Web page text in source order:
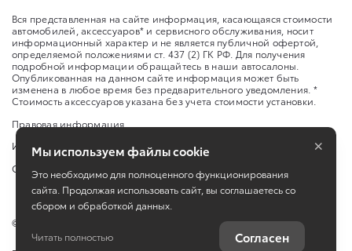
Вся представленная на сайте информация, касающаяся стоимости
автомобилей, аксессуаров* и сервисного обслуживания, носит
информационный характер и не является публичной офертой,
определяемой положениями ст. 437 (2) ГК РФ. Для получения
подробной информации обращайтесь в наши автосалоны.
Опубликованная на данном сайте информация может быть
изменена в любое время без предварительного уведомления. *
Стоимость аксессуаров указана без учета стоимости установки.
Правовая информация
Изменить настройку cookies
Сбросить cookie
©
Мы используем файлы cookie
Это необходимо для полноценного функционирования
сайта. Продолжая использовать сайт, вы соглашаетесь со
сбором и обработкой данных.
Читать полностью Согласен
×